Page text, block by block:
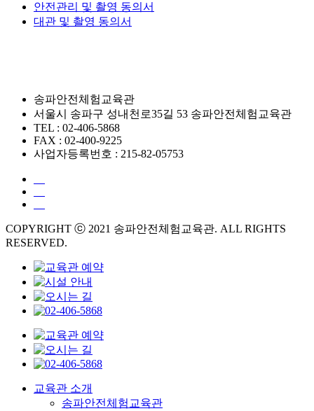
안전관리 및 촬영 동의서
대관 및 촬영 동의서
송파안전체험교육관
서울시 송파구 성내천로35길 53 송파안전체험교육관
TEL : 02-406-5868
FAX : 02-400-9225
사업자등록번호 : 215-82-05753
COPYRIGHT ⓒ 2021 송파안전체험교육관. ALL RIGHTS
RESERVED.
교육관 소개
송파안전체험교육관